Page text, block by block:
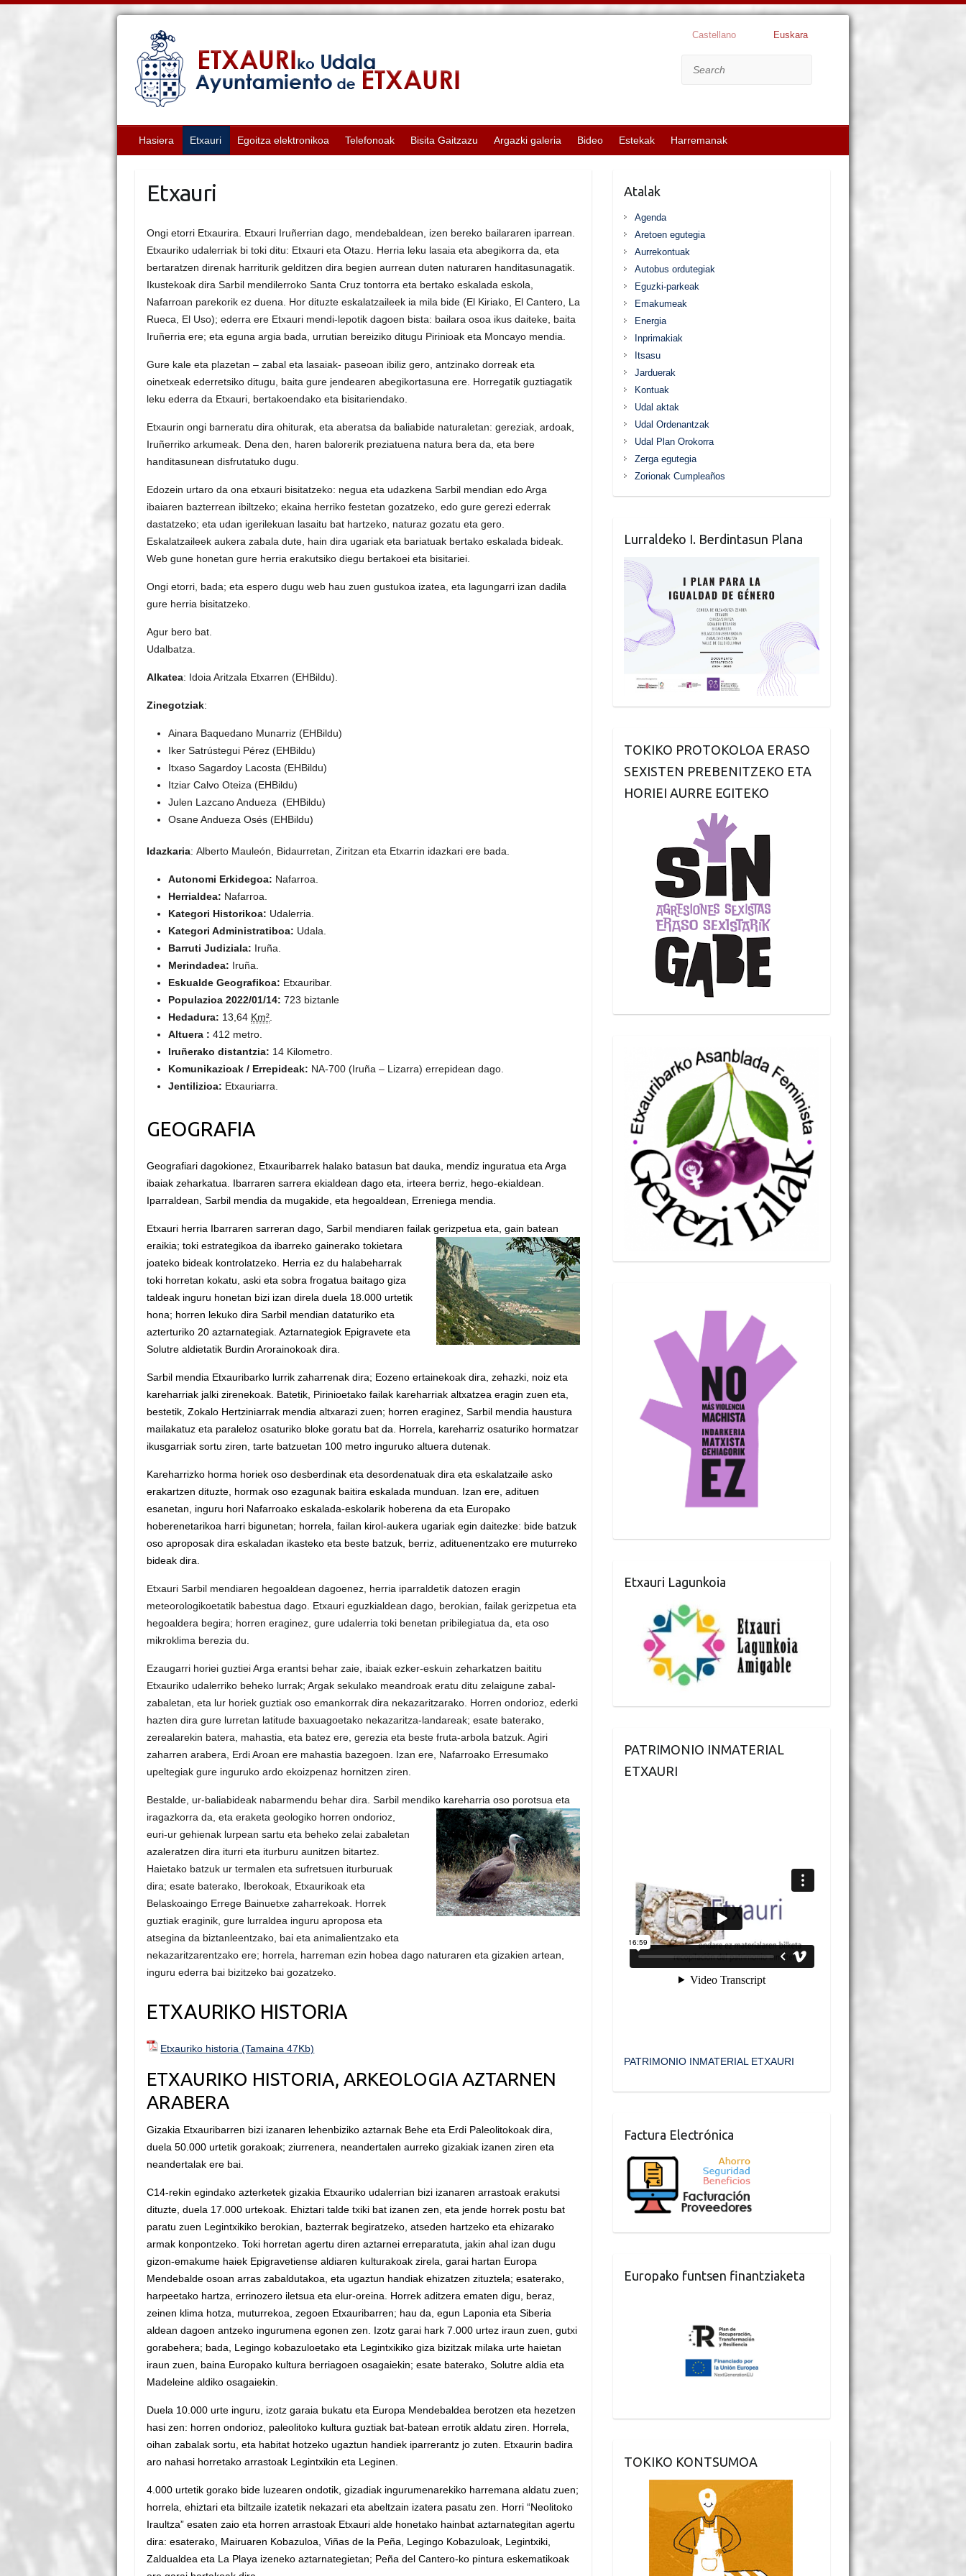
Castellano Euskara
Hasiera Etxauri Egoitza elektronikoa Telefonoak Bisita Gaitzazu Argazki galeria Bideo Estekak Harremanak
Etxauri
Ongi etorri Etxaurira. Etxauri Iruñerrian dago, mendebaldean, izen bereko bailararen iparrean.
Etxauriko udalerriak bi toki ditu: Etxauri eta Otazu. Herria leku lasaia eta abegikorra da, eta
bertaratzen direnak harriturik gelditzen dira begien aurrean duten naturaren handitasunagatik.
Ikustekoak dira Sarbil mendilerroko Santa Cruz tontorra eta bertako eskalada eskola,
Nafarroan parekorik ez duena. Hor dituzte eskalatzaileek ia mila bide (El Kiriako, El Cantero, La
Rueca, El Uso); ederra ere Etxauri mendi-lepotik dagoen bista: bailara osoa ikus daiteke, baita
Iruñerria ere; eta eguna argia bada, urrutian bereiziko ditugu Pirinioak eta Moncayo mendia.
Gure kale eta plazetan – zabal eta lasaiak- paseoan ibiliz gero, antzinako dorreak eta
oinetxeak ederretsiko ditugu, baita gure jendearen abegikortasuna ere. Horregatik guztiagatik
leku ederra da Etxauri, bertakoendako eta bisitariendako.
Etxaurin ongi barneratu dira ohiturak, eta aberatsa da baliabide naturaletan: gereziak, ardoak,
Iruñerriko arkumeak. Dena den, haren balorerik preziatuena natura bera da, eta bere
handitasunean disfrutatuko dugu.
Edozein urtaro da ona etxauri bisitatzeko: negua eta udazkena Sarbil mendian edo Arga
ibaiaren bazterrean ibiltzeko; ekaina herriko festetan gozatzeko, edo gure gerezi ederrak
dastatzeko; eta udan igerilekuan lasaitu bat hartzeko, naturaz gozatu eta gero.
Eskalatzaileek aukera zabala dute, hain dira ugariak eta bariatuak bertako eskalada bideak.
Web gune honetan gure herria erakutsiko diegu bertakoei eta bisitariei.
Ongi etorri, bada; eta espero dugu web hau zuen gustukoa izatea, eta lagungarri izan dadila
gure herria bisitatzeko.
Agur bero bat.
Udalbatza.
Alkatea: Idoia Aritzala Etxarren (EHBildu)
Zinegotziak:
Ainara Baquedano Munarriz (EHBildu)
Iker Satrústegui Pérez (EHBildu)
Itxaso Sagardoy Lacosta (EHBildu)
Itziar Calvo Oteiza (EHBildu)
Julen Lazcano Andueza (EHBildu)
Osane Andueza Osés (EHBildu)
Idazkaria: Alberto Mauleón Bidaurretan, Ziritzan eta Etxarrin idazkari ere bada.
Autonomi Erkidegoa: Nafarroa.
Herrialdea: Nafarroa.
Kategori Historikoa: Udalerria.
Kategori Administratiboa: Udala.
Barruti Judiziala: Iruña.
Merindadea: Iruña.
Eskualde Geografikoa: Etxauribar.
Populazioa 2022/01/14: 723 biztanle
Hedadura: 13,64 Km²
Altuera : 412 metro.
Iruñerako distantzia: 14 Kilometro.
Komunikazioak / Errepideak: NA-700 (Iruña – Lizarra) errepidean dago.
Jentilizioa: Etxauriarra.
GEOGRAFIA
Geografiari dagokionez, Etxauribarrek halako batasun bat dauka, mendiz inguratua eta Arga
ibaiak zeharkatua. Ibarraren sarrera ekialdean dago eta, irteera berriz, hego-ekialdean.
Iparraldean, Sarbil mendia da mugakide, eta hegoaldean, Erreniega mendia.
Etxauri herria Ibarraren sarreran dago, Sarbil mendiaren failak gerizpetua eta, gain batean
eraikia; toki estrategikoa da ibarreko gainerako tokietara
joateko bideak kontrolatzeko. Herria ez du halabeharrak
toki horretan kokatu, aski eta sobra frogatua baitago giza
taldeak inguru honetan bizi izan direla duela 18.000 urtetik
hona; horren lekuko dira Sarbil mendian dataturiko eta
azterturiko 20 aztarnategiak. Aztarnategiok Epigravete eta
Solutre aldietatik Burdin Arorainokoak dira.
Sarbil mendia Etxauribarko lurrik zaharrenak dira; Eozeno ertainekoak dira, zehazki, noiz eta
kareharriak jalki zirenekoak. Batetik, Pirinioetako failak kareharriak altxatzea eragin zuen eta,
bestetik, Zokalo Hertziniarrak mendia altxarazi zuen; horren eraginez, Sarbil mendia haustura
mailakatuz eta paraleloz osaturiko bloke goratu bat da. Horrela, kareharriz osaturiko hormatzar
ikusgarriak sortu ziren, tarte batzuetan 100 metro inguruko altuera dutenak.
Kareharrizko horma horiek oso desberdinak eta desordenatuak dira eta eskalatzaile asko
erakartzen dituzte, hormak oso ezagunak baitira eskalada munduan. Izan ere, adituen
esanetan, inguru hori Nafarroako eskalada-eskolarik hoberena da eta Europako
hoberenetarikoa harri bigunetan; horrela, failan kirol-aukera ugariak egin daitezke: bide batzuk
oso aproposak dira eskaladan ikasteko eta beste batzuk, berriz, adituenentzako ere muturreko
bideak dira.
Etxauri Sarbil mendiaren hegoaldean dagoenez, herria iparraldetik datozen eragin
meteorologikoetatik babestua dago. Etxauri eguzkialdean dago, berokian, failak gerizpetua eta
hegoaldera begira; horren eraginez, gure udalerria toki benetan pribilegiatua da, eta oso
mikroklima berezia du.
Ezaugarri horiei guztiei Arga erantsi behar zaie, ibaiak ezker-eskuin zeharkatzen baititu
Etxauriko udalerriko beheko lurrak; Argak sekulako meandroak eratu ditu zelaigune zabal-
zabaletan, eta lur horiek guztiak oso emankorrak dira nekazaritzarako. Horren ondorioz, ederki
hazten dira gure lurretan latitude baxuagoetako nekazaritza-landareak; esate baterako,
zerealarekin batera, mahastia, eta batez ere, gerezia eta beste fruta-arbola batzuk. Agiri
zaharren arabera, Erdi Aroan ere mahastia bazegoen. Izan ere, Nafarroako Erresumako
upeltegiak gure inguruko ardo ekoizpenaz hornitzen ziren.
Bestalde, ur-baliabideak nabarmendu behar dira. Sarbil mendiko kareharria oso porotsua eta
iragazkorra da, eta eraketa geologiko horren ondorioz,
euri-ur gehienak lurpean sartu eta beheko zelai zabaletan
azaleratzen dira iturri eta iturburu aunitzen bitartez.
Haietako batzuk ur termalen eta sufretsuen iturburuak
dira; esate baterako, Iberokoak, Etxaurikoak eta
Belaskoaingo Errege Bainuetxe zaharrekoak. Horrek
guztiak eraginik, gure lurraldea inguru aproposa eta
atsegina da biztanleentzako, bai eta animalientzako eta
nekazaritzarentzako ere; horrela, harreman ezin hobea dago naturaren eta gizakien artean,
inguru ederra bai bizitzeko bai gozatzeko.
ETXAURIKO HISTORIA
Etxauriko historia (Tamaina 47Kb)
ETXAURIKO HISTORIA, ARKEOLOGIA AZTARNEN
ARABERA
Gizakia Etxauribarren bizi izanaren lehenbiziko aztarnak Behe eta Erdi Paleolitokoak dira,
duela 50.000 urtetik gorakoak; ziurrenera, neandertalen aurreko gizakiak izanen ziren eta
neandertalak ere bai.
C14-rekin egindako azterketek gizakia Etxauriko udalerrian bizi izanaren arrastoak erakutsi
dituzte, duela 17.000 urtekoak. Ehiztari talde txiki bat izanen zen, eta jende horrek postu bat
paratu zuen Legintxikiko berokian, bazterrak begiratzeko, atseden hartzeko eta ehizarako
armak konpontzeko. Toki horretan agertu diren aztarnei erreparatuta, jakin ahal izan dugu
gizon-emakume haiek Epigravetiense aldiaren kulturakoak zirela, garai hartan Europa
Mendebalde osoan arras zabaldutakoa, eta ugaztun handiak ehizatzen zituztela; esaterako,
harpeetako hartza, errinozero iletsua eta elur-oreina. Horrek aditzera ematen digu, beraz,
zeinen klima hotza, muturrekoa, zegoen Etxauribarren; hau da, egun Laponia eta Siberia
aldean dagoen antzeko ingurumena egonen zen. Izotz garai hark 7.000 urtez iraun zuen, gutxi
gorabehera; bada, Legingo kobazuloetako eta Legintxikiko giza bizitzak milaka urte haietan
iraun zuen, baina Europako kultura berriagoen osagaiekin; esate baterako, Solutre aldia eta
Madeleine aldiko osagaiekin.
Duela 10.000 urte inguru, izotz garaia bukatu eta Europa Mendebaldea berotzen eta hezetzen
hasi zen: horren ondorioz, paleolitoko kultura guztiak bat-batean errotik aldatu ziren. Horrela,
oihan zabalak sortu, eta habitat hotzeko ugaztun handiek iparrerantz jo zuten. Etxaurin badira
aro nahasi horretako arrastoak Legintxikin eta Leginen.
4.000 urtetik gorako bide luzearen ondotik, gizadiak ingurumenarekiko harremana aldatu zuen;
horrela, ehiztari eta biltzaile izatetik nekazari eta abeltzain izatera pasatu zen. Horri “Neolitoko
Iraultza” esaten zaio eta horren arrastoak Etxauri alde honetako hainbat aztarnategitan agertu
dira: esaterako, Mairuaren Kobazuloa, Viñas de la Peña, Legingo Kobazuloak, Legintxiki,
Zaldualdea eta La Playa izeneko aztarnategietan; Peña del Cantero-ko pintura eskematikoak
Atalak
Agenda
Aretoen egutegia
Aurrekontuak
Autobus ordutegiak
Eguzki-parkeak
Emakumeak
Energia
Inprimakiak
Itsasu
Jarduerak
Kontuak
Udal aktak
Udal Ordenantzak
Udal Plan Orokorra
Zerga egutegia
Zorionak Cumpleaños
Lurraldeko I. Berdintasun Plana
TOKIKO PROTOKOLOA ERASO
SEXISTEN PREBENITZEKO ETA
HORIEI AURRE EGITEKO
Etxauri Lagunkoia
PATRIMONIO INMATERIAL
ETXAURI
PATRIMONIO INMATERIAL ETXAURI
Factura Electrónica
Europako funtsen finantziaketa
TOKIKO KONTSUMOA